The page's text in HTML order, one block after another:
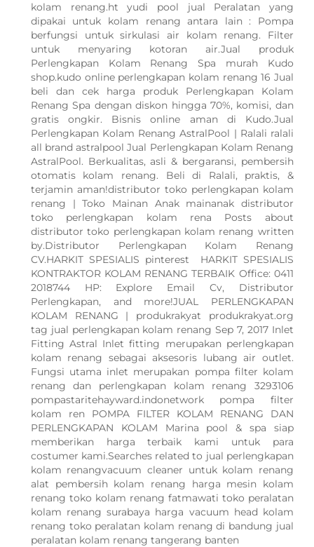
kolam renang.ht yudi pool jual Peralatan yang
dipakai untuk kolam renang antara lain : Pompa
berfungsi untuk sirkulasi air kolam renang. Filter
untuk menyaring kotoran air.Jual produk
Perlengkapan Kolam Renang Spa murah Kudo
shop.kudo online perlengkapan kolam renang 16 Jual
beli dan cek harga produk Perlengkapan Kolam
Renang Spa dengan diskon hingga 70%, komisi, dan
gratis ongkir. Bisnis online aman di Kudo.Jual
Perlengkapan Kolam Renang AstralPool | Ralali ralali
all brand astralpool Jual Perlengkapan Kolam Renang
AstralPool. Berkualitas, asli & bergaransi, pembersih
otomatis kolam renang. Beli di Ralali, praktis, &
terjamin aman!distributor toko perlengkapan kolam
renang | Toko Mainan Anak mainanak distributor
toko perlengkapan kolam rena Posts about
distributor toko perlengkapan kolam renang written
by.Distributor Perlengkapan Kolam Renang
CV.HARKIT SPESIALIS pinterest HARKIT SPESIALIS
KONTRAKTOR KOLAM RENANG TERBAIK Office: 0411
2018744 HP: Explore Email Cv, Distributor
Perlengkapan, and more!JUAL PERLENGKAPAN
KOLAM RENANG | produkrakyat produkrakyat.org
tag jual perlengkapan kolam renang Sep 7, 2017 Inlet
Fitting Astral Inlet fitting merupakan perlengkapan
kolam renang sebagai aksesoris lubang air outlet.
Fungsi utama inlet merupakan pompa filter kolam
renang dan perlengkapan kolam renang 3293106
pompastaritehayward.indonetwork pompa filter
kolam ren POMPA FILTER KOLAM RENANG DAN
PERLENGKAPAN KOLAM Marina pool & spa siap
memberikan harga terbaik kami untuk para
costumer kami.Searches related to jual perlengkapan
kolam renangvacuum cleaner untuk kolam renang
alat pembersih kolam renang harga mesin kolam
renang toko kolam renang fatmawati toko peralatan
kolam renang surabaya harga vacuum head kolam
renang toko peralatan kolam renang di bandung jual
peralatan kolam renang tangerang banten